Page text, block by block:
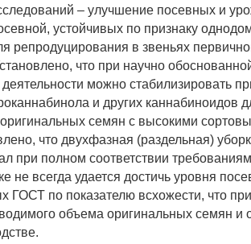
– улучшение посевных и
устойчивых по признаку
репродуцирования в звеньях
что при научно
можно стабилизировать
и других каннабиноидов
оригинальных семян с высокими
что двухфазная (раздельная)
при полном соответствии
не всегда удается достичь уровня
ГОСТ по показателю всхожести, что
объема оригинальных семян и